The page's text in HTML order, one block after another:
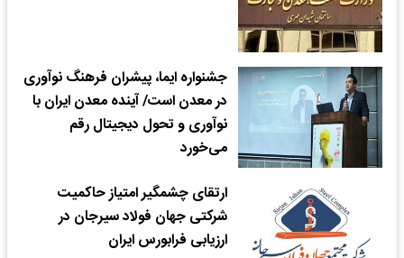
جشنواره ایما، پیشران فرهنگ نوآوری
در معدن است/ آینده معدن ایران با
نوآوری و تحول دیجیتال رقم
می‌خورد
ارتقای چشمگیر امتیاز حاکمیت
شرکتی جهان فولاد سیرجان در
ارزیابی فرابورس ایران